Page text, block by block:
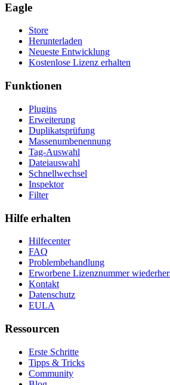
Eagle
Store
Herunterladen
Neueste Entwicklung
Kostenlose Lizenz erhalten
Funktionen
Plugins
Erweiterung
Duplikatsprüfung
Massenumbenennung
Tag-Auswahl
Dateiauswahl
Schnellwechsel
Inspektor
Filter
Hilfe erhalten
Hilfecenter
FAQ
Problembehandlung
Erworbene Lizenznummer
Kontakt
Datenschutz
EULA
Ressourcen
Erste Schritte
Tipps & Tricks
Community